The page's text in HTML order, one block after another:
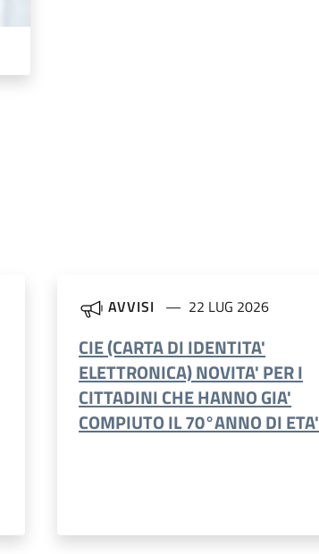
AVVISI 22 LUG 2026
CIE (CARTA DI IDENTITA'
ELETTRONICA) NOVITA' PER I
CITTADINI CHE HANNO GIA'
COMPIUTO IL 70°ANNO DI ETA'